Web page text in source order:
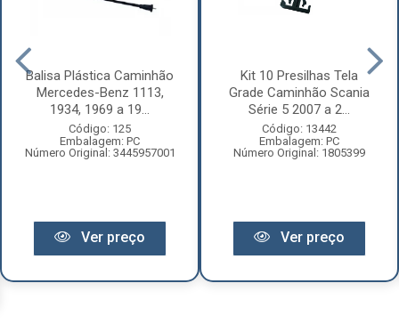
Balisa Plástica Caminhão
Mercedes-Benz 1113,
1934, 1969 a 19...
Código: 125
Embalagem: PC
Número Original: 3445957001
Ver preço
Kit 10 Presilhas Tela
Grade Caminhão Scania
Série 5 2007 a 2...
Código: 13442
Embalagem: PC
Número Original: 1805399
Ver preço